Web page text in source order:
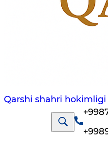
Qarshi shahri hokimligi